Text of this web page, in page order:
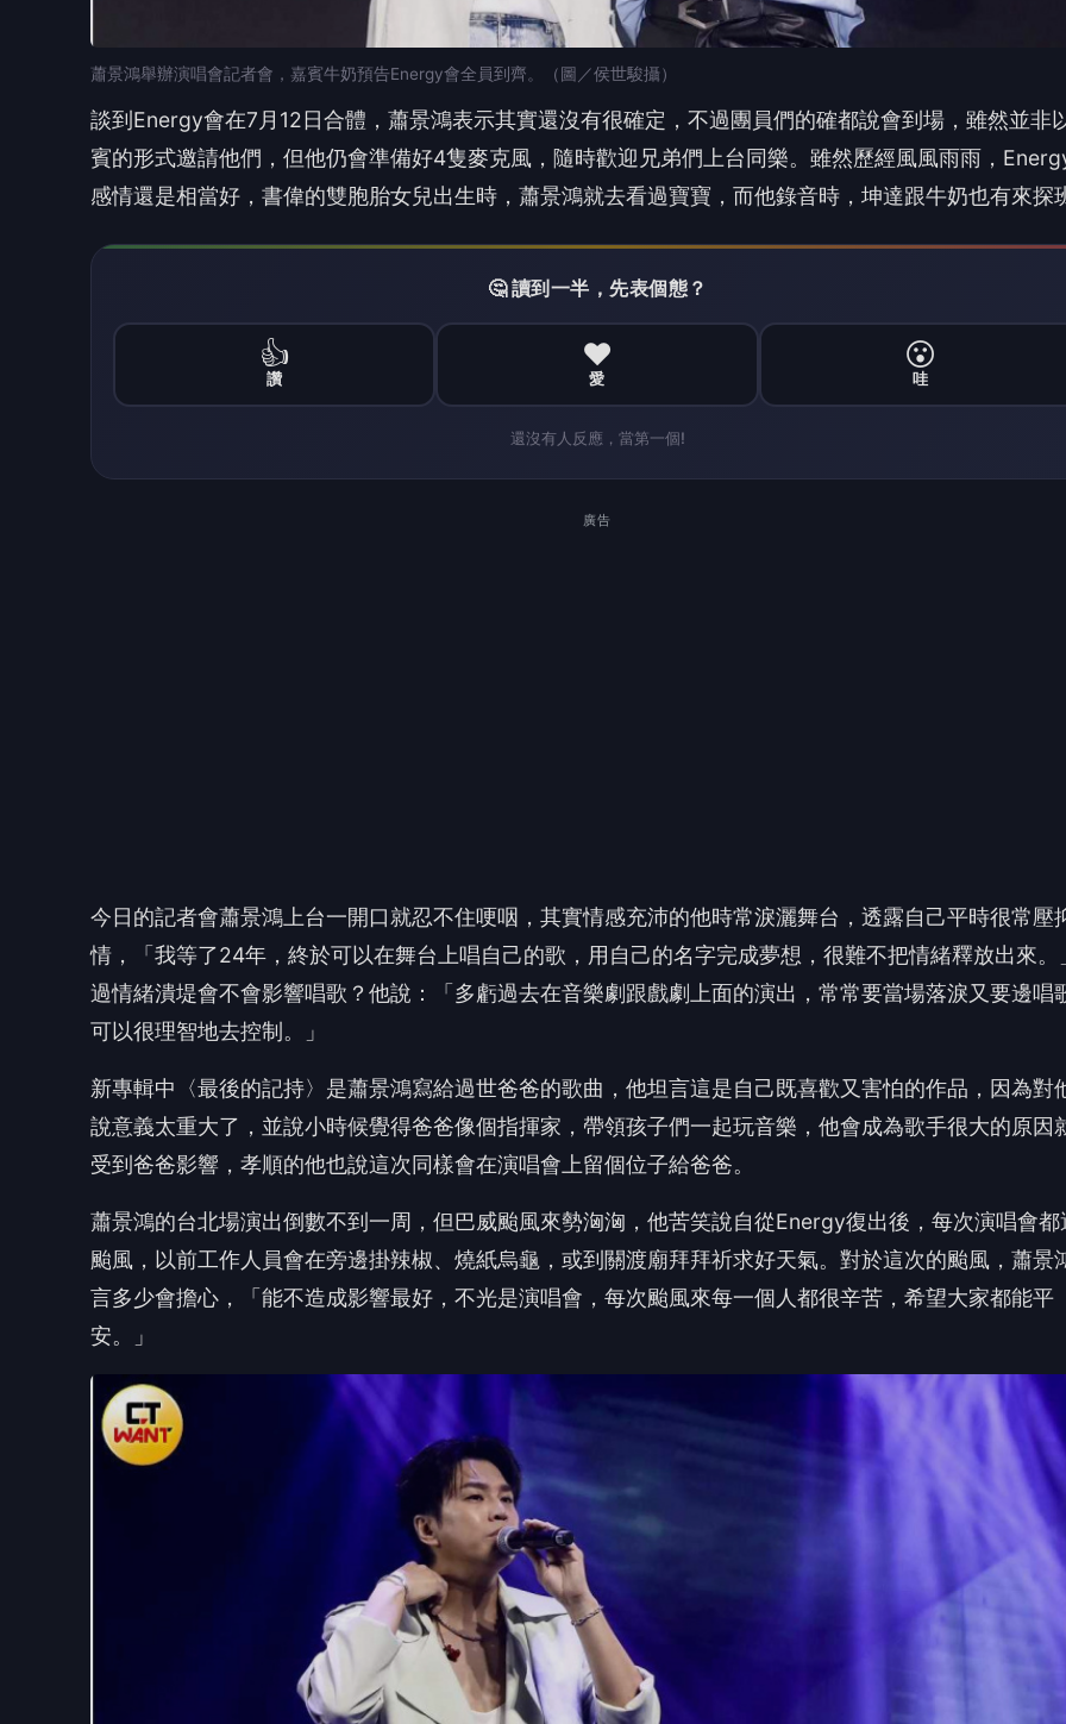
❤️
愛
廣告
言多少會擔心，「能不造成影響最好，不光是演唱會，每次颱風來每一個人都很辛苦，希望大家都能平
安。」
蕭景鴻坦言多少會擔心颱風攪局。（圖／侯世駿攝）
外國觀光客「突對地板狂拍照」 蘿莉塔路過看傻眼：沒想到已變台灣特色